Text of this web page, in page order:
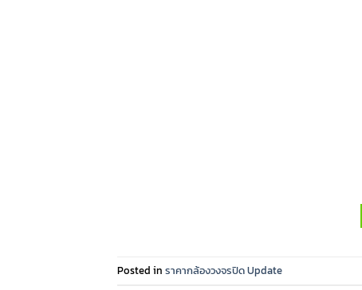
Posted in ราคากล้องวงจรปิด Update